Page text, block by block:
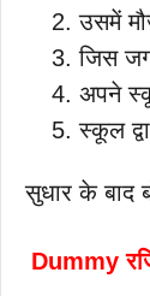
उसमें
जिस
अपने
स्कूल
सुधार के बाद
Dummy